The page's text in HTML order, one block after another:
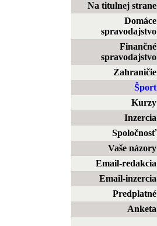
Na titulnej strane
Domáce
spravodajstvo
Finančné
spravodajstvo
Zahraničie
Šport
Kurzy
Inzercia
Spoločnosť
Vaše názory
Email-redakcia
Email-inzercia
Predplatné
Anketa